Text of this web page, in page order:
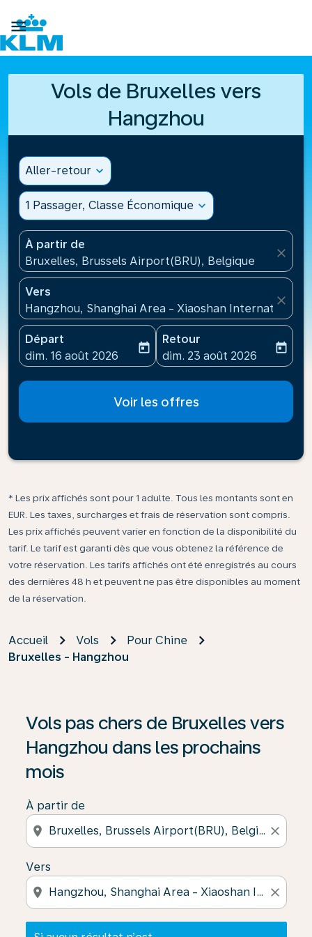

Vols de Bruxelles vers
Hangzhou
Aller-retour expand_more
1 Passager, Classe Économique expand_more
À partir de
Bruxelles, Brussels Airport(BRU), Belgique
close
Vers
Hangzhou, Shanghai Area - Xiaoshan International
close
Départ
fc-booking-departure-date-aria-label
dim. 16 août 2026
today
Retour
fc-booking-return-date-
dim. 23 août 2026
today
Voir les offres
* Les prix affichés sont pour 1 adulte. Tous les montants sont en
EUR. Les taxes, surcharges et frais de réservation sont compris.
Les prix affichés peuvent varier en fonction de la disponibilité du
tarif. Le tarif est garanti dès que vous obtenez la référence de
votre réservation. Les tarifs affichés ont été enregistrés au cours
des dernières 48 h et peuvent ne pas être disponibles au moment
de la réservation.
Accueil Vols
Pour Chine
Bruxelles - Hangzhou
Vols pas chers de Bruxelles vers
Hangzhou dans les prochains
mois
À partir de
location_on close
Vers
location_on close
Si aucun résultat n’est disponible, cliquez sur «